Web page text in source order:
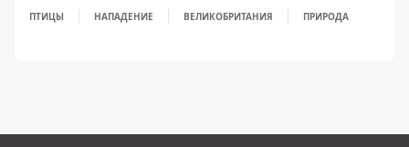
ПТИЦЫ НАПАДЕНИЕ ВЕЛИКОБРИТАНИЯ ПРИРОДА